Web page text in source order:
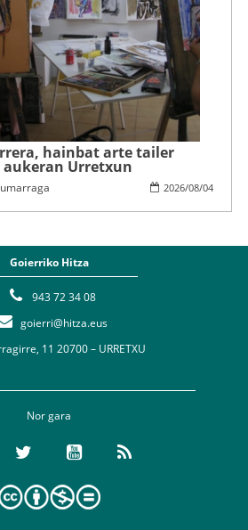
hainbat arte tailer
aukeran Urretxun
2026/08/04
Goierriko Hitza
943 72 34 08
goierri@hitza.eus
11 20700 – URRETXU
Nor gara